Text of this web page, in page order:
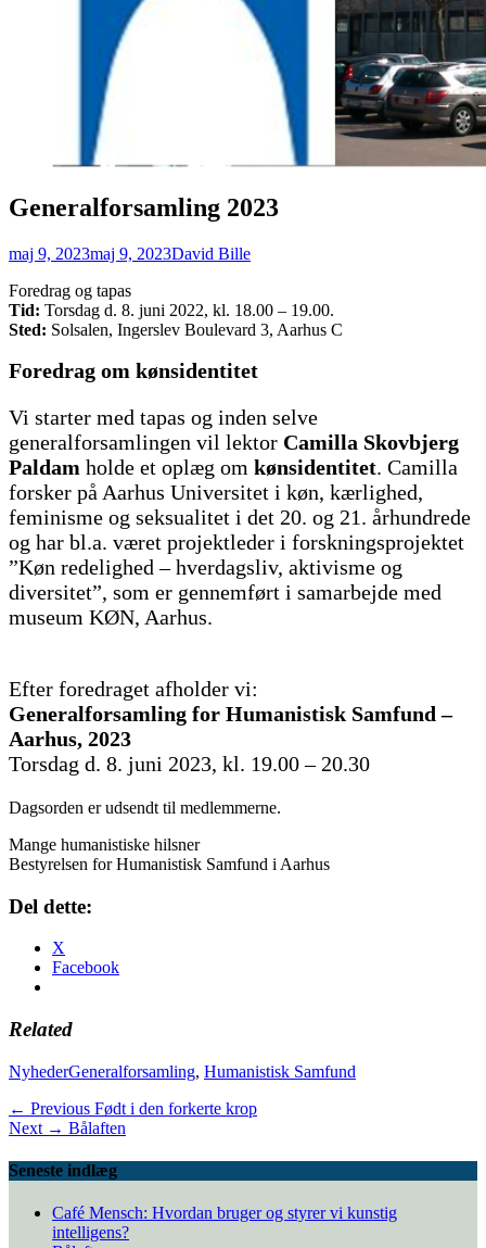
Generalforsamling 2023
Posted
maj 9, 2023maj 9, 2023Author
David Bille
Foredrag og tapas
Tid: Torsdag d. 8. juni 2022, kl. 18.00 – 19.00.
Sted: Solsalen, Ingerslev Boulevard 3, Aarhus C
Foredrag om kønsidentitet
Vi starter med tapas og inden selve
generalforsamlingen vil lektor Camilla Skovbjerg
Paldam holde et oplæg om kønsidentitet. Camilla
forsker på Aarhus Universitet i køn, kærlighed,
feminisme og seksualitet i det 20. og 21. århundrede
og har bl.a. været projektleder i forskningsprojektet
”Køn redelighed – hverdagsliv, aktivisme og
diversitet”, som er gennemført i samarbejde med
museum KØN, Aarhus.
Efter foredraget afholder vi:
Generalforsamling for Humanistisk Samfund –
Aarhus, 2023
Torsdag d. 8. juni 2023, kl. 19.00 – 20.30
Dagsorden er udsendt til medlemmerne.
Mange humanistiske hilsner
Bestyrelsen for Humanistisk Samfund i Aarhus
Del dette:
X
Facebook
Related
Categories
NyhederTags
Generalforsamling, Humanistisk Samfund
Indlægsnavigation
← Previous Previous
post:
Født i den forkerte krop
Next → Next
Bålaften
Seneste indlæg
Café Mensch: Hvordan bruger og styrer vi kunstig
intelligens?